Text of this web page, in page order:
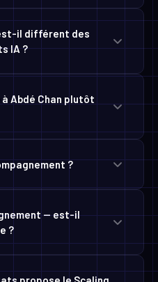
Abdé Chan plutôt
?
— est-il
?
propose le Scaling